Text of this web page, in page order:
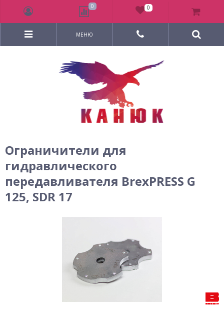
МЕНЮ
Ограничители для
гидравлического
передавливателя BrexPRESS G
125, SDR 17
0 0